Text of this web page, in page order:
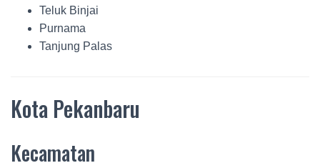
Teluk Binjai
Purnama
Tanjung Palas
Kota Pekanbaru
Kecamatan